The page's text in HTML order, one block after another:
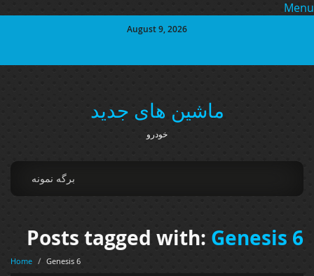
August 9, 2026
ماشین های جدید
خودرو
برگه نمونه
Posts tagged with:Genesis 6
Home / Genesis 6